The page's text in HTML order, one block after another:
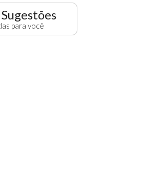
para você